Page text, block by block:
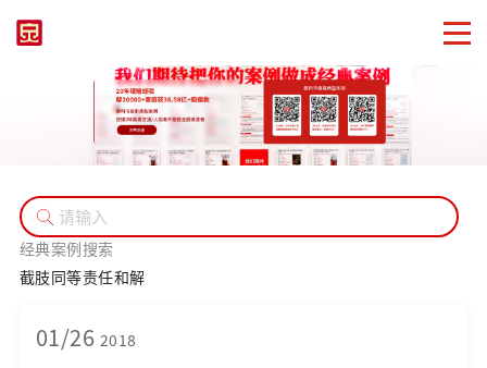
经典案例搜索
截肢同等责任和解
01/26 2018